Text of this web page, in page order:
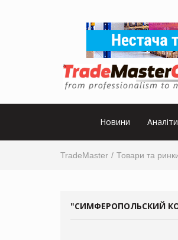
Новини
TradeMaster Товари та
"СИМФЕРОПОЛЬСКИЙ